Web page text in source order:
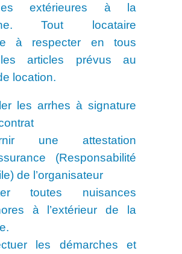
extérieures à la
Tout locataire
à respecter en tous
articles prévus au
location.
les arrhes à signature
une attestation
(Responsabilité
de l’organisateur
toutes nuisances
à l’extérieur de la
les démarches et